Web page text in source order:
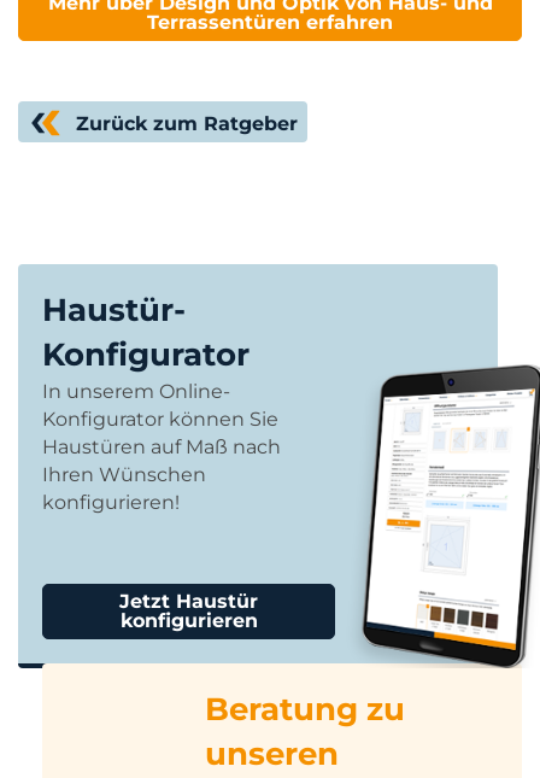
Terrassentüren erfahren
Zurück zum Ratgeber
Haustür-
Konfigurator
In unserem Online-
Konfigurator können Sie
Haustüren auf Maß nach
Ihren Wünschen
konfigurieren!
Jetzt Haustür
konfigurieren
Beratung zu
unseren